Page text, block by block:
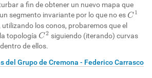
a fin de obtener un nuevo mapa que
segmento invariante por lo que no es C 1
C1
los conos, probaremos que el
topología C2
C2
siguiendo (iterando) curvas
de ellos.
del Grupo de Cremona - Federico Carrasco